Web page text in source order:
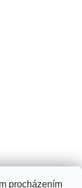
procházením